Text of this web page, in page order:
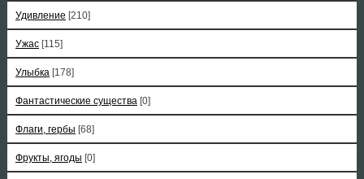
Удивление [210]
Ужас [115]
Улыбка [178]
Фантастические существа [0]
Флаги, гербы [68]
Фрукты, ягоды [0]